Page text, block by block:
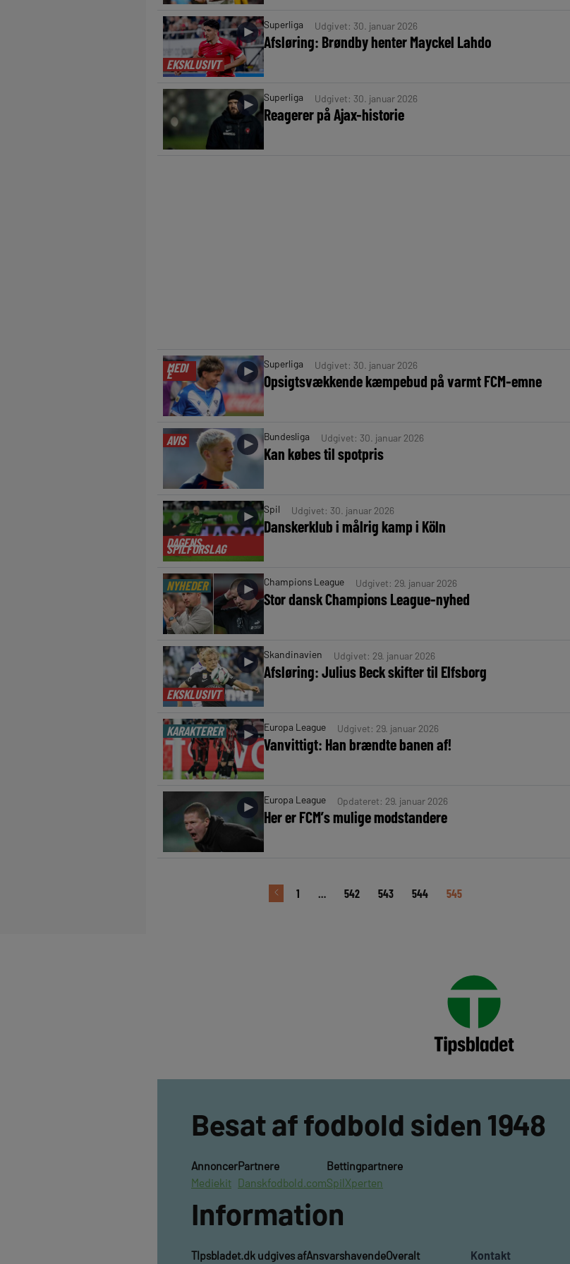
EKSKLUSIVT
► Superliga Udgivet: 30. januar 2026
Afsløring: Brøndby henter Mayckel Lahdo
► Superliga Udgivet: 30. januar 2026
Reagerer på Ajax-historie
MEDI
E ► Superliga Udgivet: 30. januar 2026
Opsigtsvækkende kæmpebud på varmt FCM-emne
AVIS ► Bundesliga Udgivet: 30. januar 2026
Kan købes til spotpris
DAGENS
SPILFORSLAG
► Spil Udgivet: 30. januar 2026
Danskerklub i målrig kamp i Köln
NYHEDER ► Champions League Udgivet: 29. januar 2026
Stor dansk Champions League-nyhed
EKSKLUSIVT
► Skandinavien Udgivet: 29. januar 2026
Afsløring: Julius Beck skifter til Elfsborg
KARAKTERER ► Europa League Udgivet: 29. januar 2026
Vanvittigt: Han brændte banen af!
► Europa League Opdateret: 29. januar 2026
Her er FCM’s mulige modstandere
1 … 542 543 544 545
Besat af fodbold siden 1948
Annoncer
Mediekit
Partnere
Danskfodbold.com
Bettingpartnere
SpilXperten
Information
TIpsbladet.dk udgives afAnsvarshavendeOveralt
Kontakt